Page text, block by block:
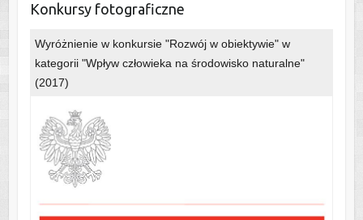
Konkursy fotograficzne
Wyróżnienie w konkursie "Rozwój w obiektywie" w
kategorii "Wpływ człowieka na środowisko naturalne"
(2017)